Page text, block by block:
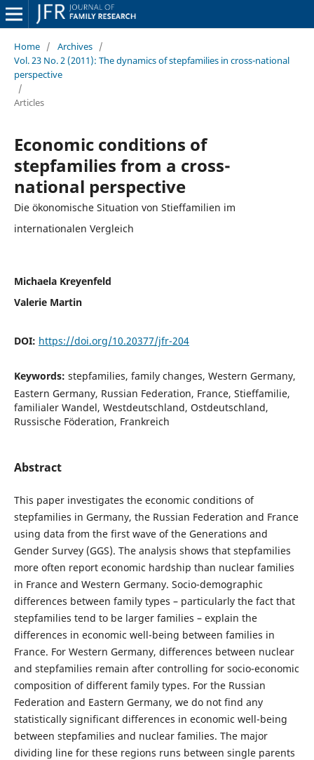
Home / Archives /
Vol. 23 No. 2 (2011): The dynamics of stepfamilies in cross-national
perspective
/
Articles
Economic conditions of
stepfamilies from a cross-
national perspective
Die ökonomische Situation von Stieffamilien im
internationalen Vergleich
Michaela Kreyenfeld
Valerie Martin
DOI: https://doi.org/10.20377/jfr-204
Keywords: stepfamilies, family changes, Western Germany,
Eastern Germany, Russian Federation, France, Stieffamilie,
familialer Wandel, Westdeutschland, Ostdeutschland,
Russische Föderation, Frankreich
Abstract
This paper investigates the economic conditions of
stepfamilies in Germany, the Russian Federation and France
using data from the first wave of the Generations and
Gender Survey (GGS). The analysis shows that stepfamilies
more often report economic hardship than nuclear families
in France and Western Germany. Socio-demographic
differences between family types – particularly the fact that
stepfamilies tend to be larger families – explain the
differences in economic well-being between families in
France. For Western Germany, differences between nuclear
and stepfamilies remain after controlling for socio-economic
composition of different family types. For the Russian
Federation and Eastern Germany, we do not find any
statistically significant differences in economic well-being
between stepfamilies and nuclear families. The major
dividing line for these regions runs between single parents